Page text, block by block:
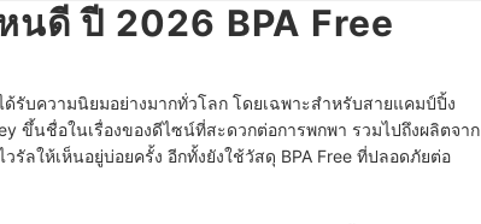
นดี ปี 2026 BPA Free
รับความนิยมอย่างมากทั่วโลก โดยเฉพาะสำหรับสายแคมป์ปิ้ง
ขึ้นชื่อในเรื่องของดีไซน์ที่สะดวกต่อการพกพา รวมไปถึงผลิตจาก
ลให้เห็นอยู่บ่อยครั้ง อีกทั้งยังใช้วัสดุ BPA Free ที่ปลอดภัยต่อ